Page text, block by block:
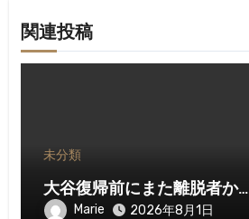
関連投稿
未分類
大谷復帰前にまた離脱者か…
Marie 2026年8月1日